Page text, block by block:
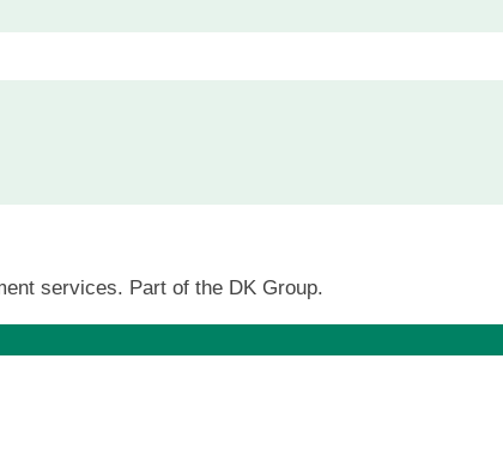
services. Part of the DK Group.